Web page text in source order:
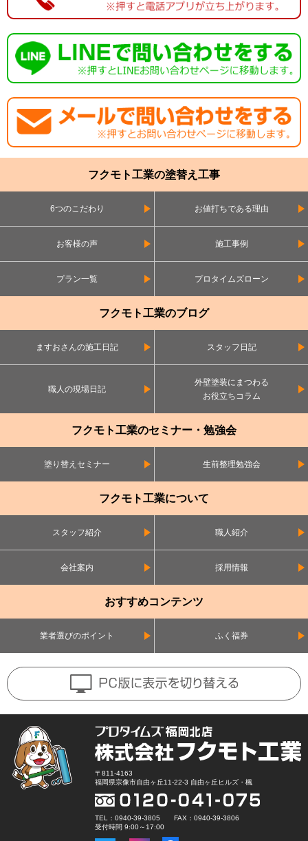
フクモト工業の塗替え工事
6つのこだわり お値打ちである理由
お客様の声 施工事例
プラン一覧 プロタイムズローン
フクモト工業のブログ
ますおさんの施工日記 スタッフ日記
職人の現場日記
外壁塗装にまつわる
お役立ちコラム
フクモト工業のセミナー・勉強会
塗り替えセミナー 生前整理勉強会
フクモト工業について
スタッフ紹介 職人紹介
会社案内 採用情報
おすすめコンテンツ
業者選びのポイント ふく福券
〒811-4163
福岡県宗像市自由ヶ丘11-22-3 自由ヶ丘ヒルズ・楓
TEL：0940-39-3805 FAX：0940-39-3806
受付時間 9:00～17:00